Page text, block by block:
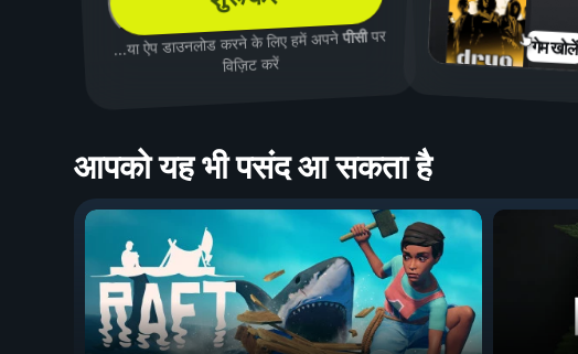
...या ऐप डाउनलोड करने के लिए हमें अपनेपीसीपर
विज़िट करें
गेम खोलें
आपको यह भी पसंद आ सकता है